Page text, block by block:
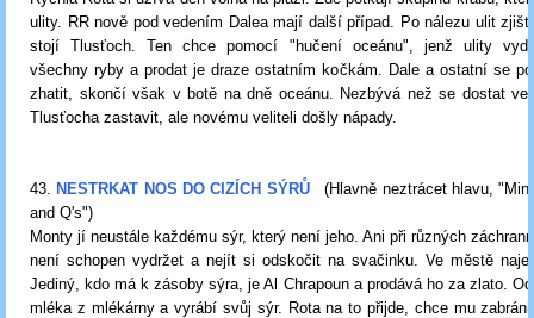
ulity. RR nově pod vedením Dalea mají další případ. Po nálezu ulit
stojí Tlusťoch. Ten chce pomocí "hučení oceánu", jenž ulity
všechny ryby a prodat je draze ostatním kočkám. Dale a ostatní se
zhatit, skončí však v botě na dně oceánu. Nezbývá než se dostat
Tlusťocha zastavit, ale novému veliteli došly nápady.
43. NESTRKAT NOS DO CIZÍCH SÝRŮ(Hlavně neztrácet hlavu,
and Q's")
Monty jí neustále každému sýr, který není jeho. Ani při různých
není schopen vydržet a nejít si odskočit na svačinku. Ve městě
Jediný, kdo má k zásoby sýra, je Al Chrapoun a prodává ho za zlato.
mléka z mlékárny a vyrábí svůj sýr. Rota na to přijde, chce mu